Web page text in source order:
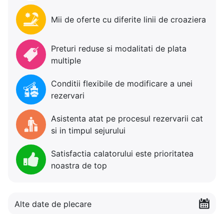
Mii de oferte cu diferite linii de croaziera
Preturi reduse si modalitati de plata
multiple
Conditii flexibile de modificare a unei
rezervari
Asistenta atat pe procesul rezervarii cat
si in timpul sejurului
Satisfactia calatorului este prioritatea
noastra de top
Alte date de plecare